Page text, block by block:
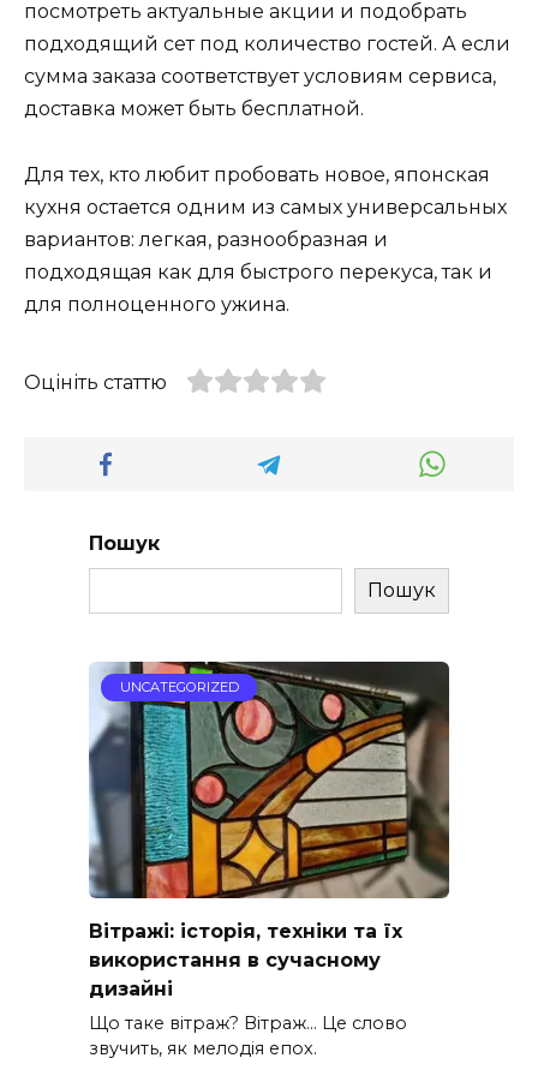
посмотреть актуальные акции и подобрать
подходящий сет под количество гостей. А если
сумма заказа соответствует условиям сервиса,
доставка может быть бесплатной.
Для тех, кто любит пробовать новое, японская
кухня остается одним из самых универсальных
вариантов: легкая, разнообразная и
подходящая как для быстрого перекуса, так и
для полноценного ужина.
Оцініть статтю
Пошук
Пошук
UNCATEGORIZED
Вітражі: історія, техніки та їх
використання в сучасному
дизайні
Що таке вітраж? Вітраж… Це слово
звучить, як мелодія епох.